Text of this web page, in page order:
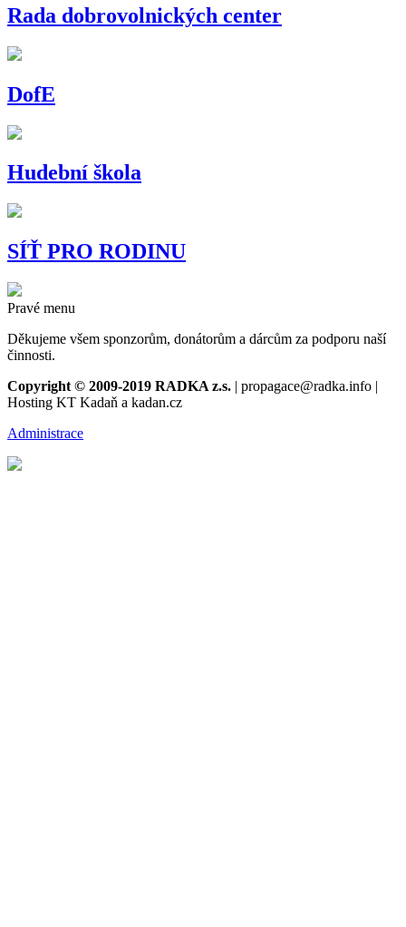
Rada dobrovolnických center
DofE
Hudební škola
SÍŤ PRO RODINU
Pravé menu
Děkujeme všem sponzorům, donátorům a dárcům za podporu naší
činnosti.
Copyright © 2009-2019 RADKA z.s. | propagace@radka.info |
Hosting KT Kadaň a kadan.cz
Administrace